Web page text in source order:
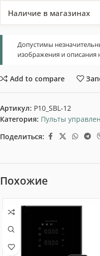
Наличие в магазинах
Допустимы
изображения и описания
Add to compare
Артикул: P10_SBL-12
Категория: Пульты
Поделиться:
Похожие